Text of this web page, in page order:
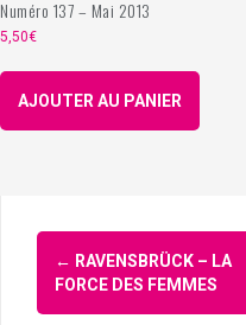
Numéro 137 – Mai 2013
5,50€
AJOUTER AU PANIER
Navigation
d'article
← RAVENSBRÜCK – LA
FORCE DES FEMMES